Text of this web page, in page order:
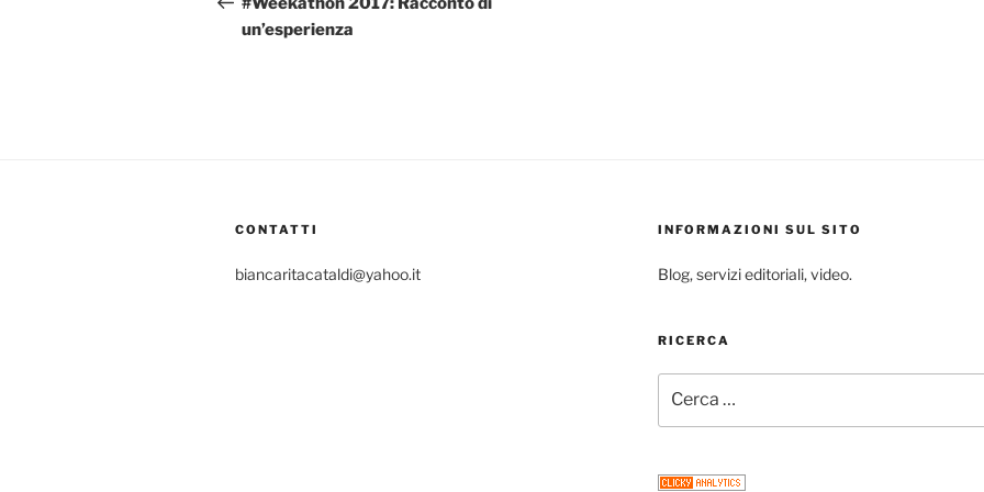
un’esperienza
CONTATTI
biancaritacataldi@yahoo.it
INFORMAZIONI SUL SITO
Blog, servizi editoriali, video.
RICERCA